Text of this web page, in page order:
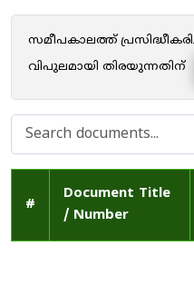
സമീപകാലത്ത്
വിപുലമായി തിരയുന്നതിന്
#
Document Title
/ Number